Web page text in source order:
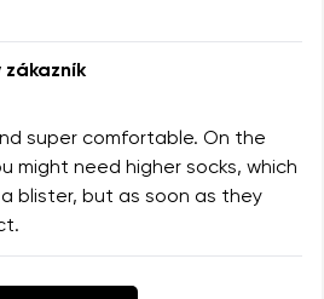
zákazník
super comfortable. On the
might need higher socks, which
blister, but as soon as they